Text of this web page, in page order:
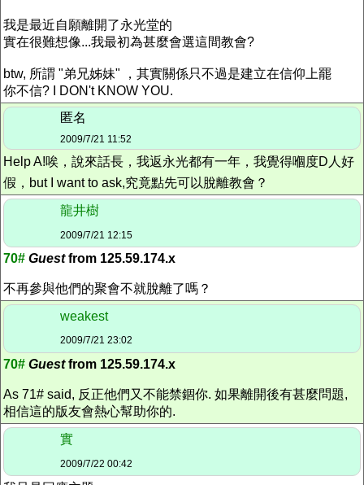
我是最近自願離開了永光堂的
實在很難想像...我最初為甚麼會選這間教會?
btw, 所謂 "弟兄姊妹" ，其實關係只不過是建立在信仰上罷
你不信? I DON't KNOW YOU.
匿名
2009/7/21 11:52
Help A!唉，說來話長，我返永光都有一年，我覺得嗰度D人好
假，but I want to ask,究竟點先可以脫離教會？
龍井樹
2009/7/21 12:15
70# Guestfrom 125.59.174.x
不再參與他們的聚會不就脫離了嗎？
weakest
2009/7/21 23:02
70# Guestfrom 125.59.174.x
As 71# said, 反正他們又不能禁錮你. 如果離開後有甚麼問題,
相信這的版友會熱心幫助你的.
實
2009/7/22 00:42